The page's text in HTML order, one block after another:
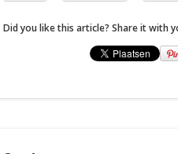
Did you like this article? Share it with